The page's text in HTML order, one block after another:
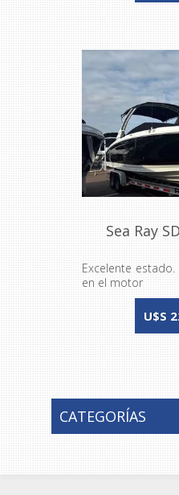
Sea Ray
Excelente
en el motor
U$S
CATEGORÍAS